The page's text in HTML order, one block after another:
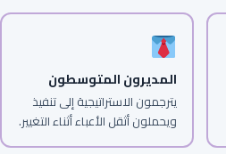
المديرون المتوسطون
يترجمون الاستراتيجية إلى تنفيذ
ويحملون أثقل الأعباء أثناء التغيير.